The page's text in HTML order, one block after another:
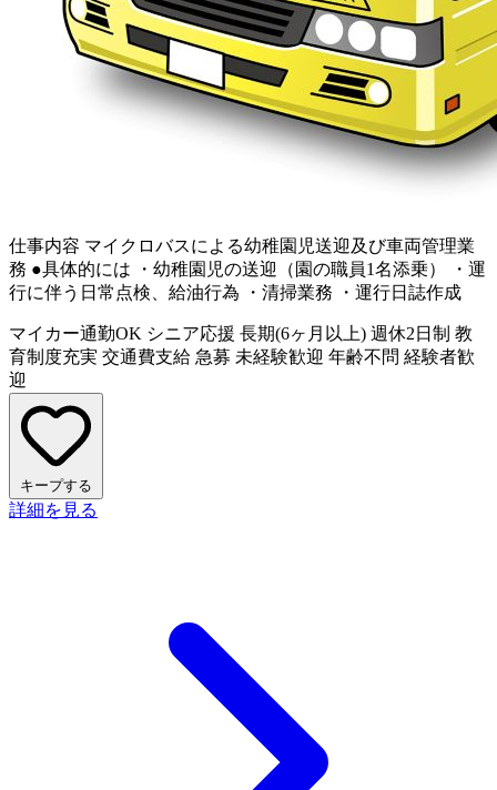
仕事内容 マイクロバスによる幼稚園児送迎及び車両管理業
務 ●具体的には ・幼稚園児の送迎（園の職員1名添乗） ・運
行に伴う日常点検、給油行為 ・清掃業務 ・運行日誌作成
マイカー通勤OK シニア応援 長期(6ヶ月以上) 週休2日制 教
育制度充実 交通費支給 急募 未経験歓迎 年齢不問 経験者歓
迎
キープする
詳細を見る